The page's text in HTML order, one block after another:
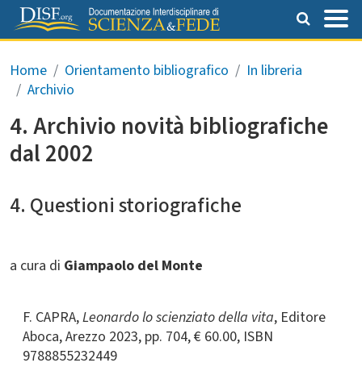
Salta al contenuto principale
Briciole di pane
Home Orientamento bibliografico
In libreria
Archivio
4. Archivio novità bibliografiche
dal 2002
4. Questioni storiografiche
a cura di Giampaolo del Monte
F. CAPRA,Leonardo lo scienziato della vita, Editore
Aboca, Arezzo 2023, pp. 704, € 60.00, ISBN
9788855232449